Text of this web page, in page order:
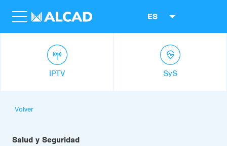
ES
IPTV SyS
Volver
Salud y Seguridad